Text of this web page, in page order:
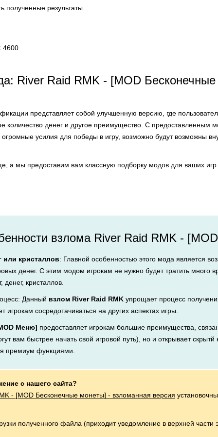
полученные результаты.
4600
River Raid RMK - [MOD
представляет собой улучшенную версию, где
количество денег и другое преимущество. С предоставленным
огромные усилия для победы в игру, возможно будут возможны
а мы предоставим вам классную подборку модов для ваших
взлома River Raid RMK -
или кристаллов: Главной особенностью этого мода является
денег. С этим модом игрокам не нужно будет тратить много
кристаллов.
Данный взлом River Raid RMK упрощает процесс
игрокам сосредотачиваться на других аспектах игры.
Меню] предоставляет игрокам большие преимущества,
вам быстрее начать свой игровой путь), но и открывает скрытй
премиум функциями.
с нашего сайта?
- [MOD Бесконечные монеты] - взломанная версия
полученного файла (приходит уведомление в верхней части